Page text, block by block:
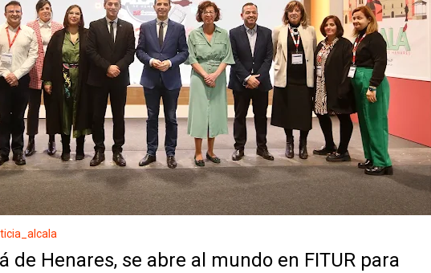
de Henares, se abre al mundo en FITUR para